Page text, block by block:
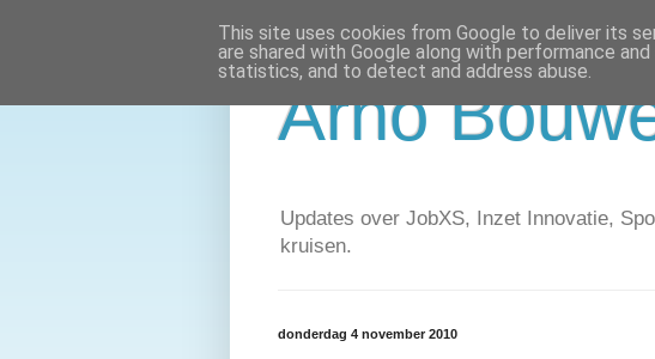
Arno
Updates over JobXS, Inzet Innovatie,
kruisen.
donderdag 4 november 2010
This site uses cookies from Google to deliver its
are shared with Google along with performance
statistics, and to detect and address abuse.